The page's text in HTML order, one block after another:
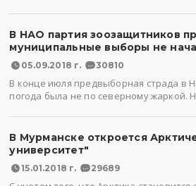
В НАО партия зоозащитников
муниципальные выборы не
05.09.2018 г. 30810
В конце июля предвыборная страда в
погода была не по северному жаркой.
В Мурманске откроется
университет"
15.01.2018 г. 29689